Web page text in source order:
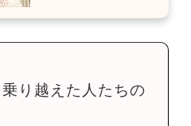
り越えた人たちの